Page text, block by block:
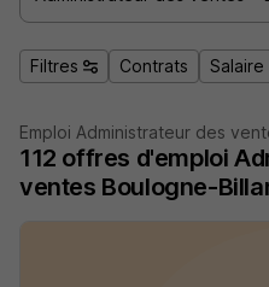
Filtres Contrats Salaire
Emploi Administrateur des
112 offres d'emploi
ventes Boulogne-